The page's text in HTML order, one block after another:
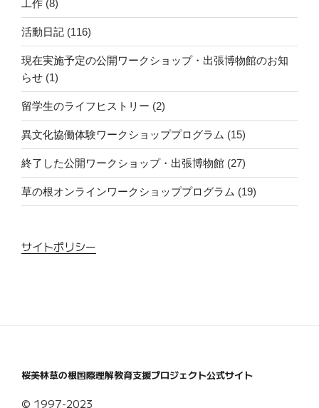
ュ
ー
追
加
し
ま
す”
工作 (8)
活動日記 (116)
現在実施予定の公開ワークショップ・出張博物館のお知
らせ (1)
留学生のライフヒストリー (2)
異文化協働体験ワークショッププログラム (15)
終了した公開ワークショップ・出張博物館 (27)
草の根オンラインワークショッププログラム (19)
サイトポリシー
桜美林草の根国際理解教育支援プロジェクト公式サイト
© 1997-2023